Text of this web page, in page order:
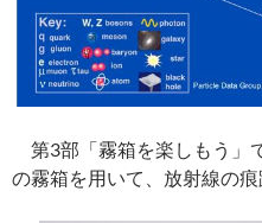
第3部「霧箱を楽しもう」
の霧箱を用いて、放射線の痕